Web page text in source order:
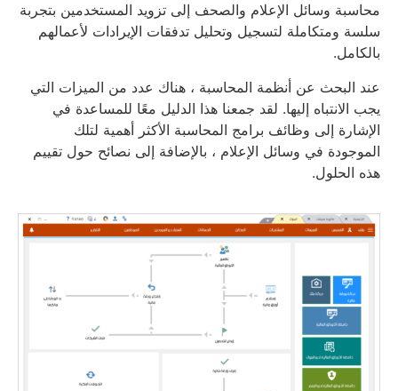
محاسبة وسائل الإعلام والصحف إلى تزويد المستخدمين بتجربة
سلسة ومتكاملة لتسجيل وتحليل تدفقات الإيرادات لأعمالهم
بالكامل.
عند البحث عن أنظمة المحاسبة ، هناك عدد من الميزات التي
يجب الانتباه إليها. لقد جمعنا هذا الدليل معًا للمساعدة في
الإشارة إلى وظائف برامج المحاسبة الأكثر أهمية لتلك
الموجودة في وسائل الإعلام ، بالإضافة إلى نصائح حول تقييم
هذه الحلول.